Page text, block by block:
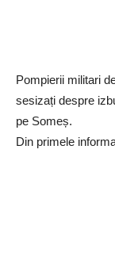
Pompierii militari
sesizați despre
pe Someș.
Din primele